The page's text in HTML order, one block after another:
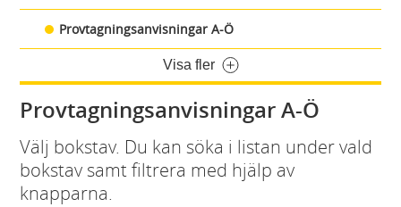
Provtagningsanvisningar A-Ö
Visa fler
Provtagningsanvisningar A-Ö
Välj bokstav. Du kan söka i listan under vald
bokstav samt filtrera med hjälp av
knapparna.